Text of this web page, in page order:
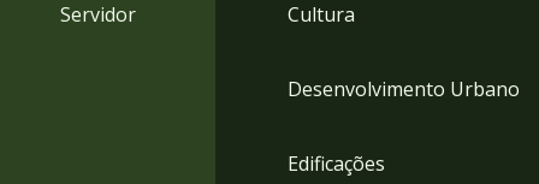
Servidor Cultura
Desenvolvimento Urbano
Edificações